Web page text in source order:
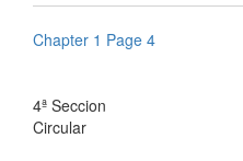
Chapter 1 Page 4
4ª Seccion
Circular